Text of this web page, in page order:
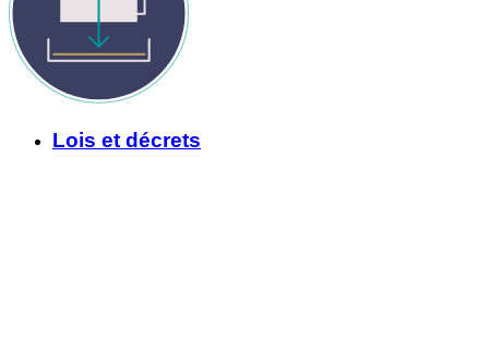
Lois et décrets